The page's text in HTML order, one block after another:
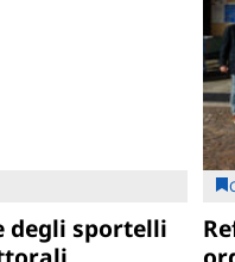
degli sportelli